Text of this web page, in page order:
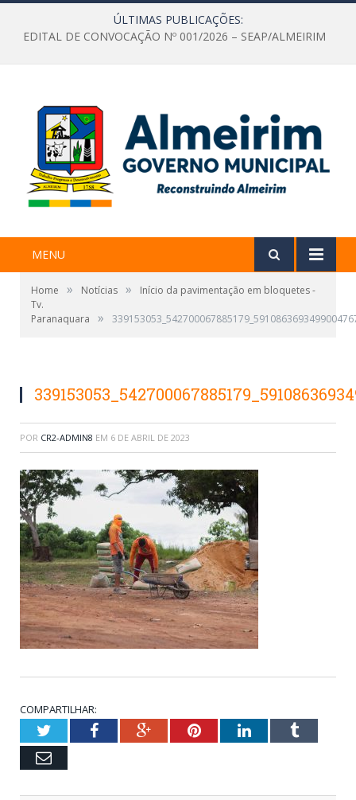
ÚLTIMAS PUBLICAÇÕES:
EDITAL DE CONVOCAÇÃO Nº 001/2026 – SEAP/ALMEIRIM
MENU
Home » Notícias »
Início da pavimentação em bloquetes -
Tv.
Paranaquara
»
POR CR2-ADMIN8 EM 6 DE ABRIL DE 2023
COMPARTILHAR:
TwitterFacebookGoogle+PinterestLinkedInTumblr
Email